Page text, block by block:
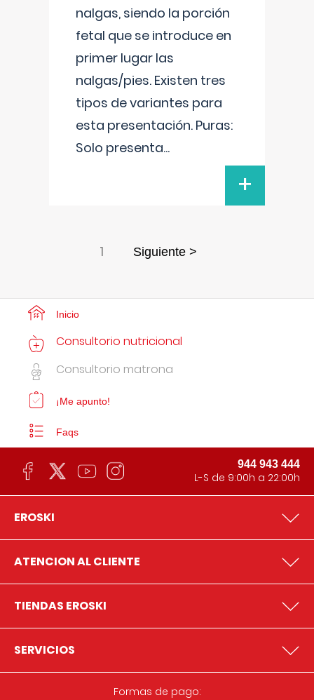
nalgas, siendo la porción
fetal que se introduce en
primer lugar las
nalgas/pies. Existen tres
tipos de variantes para
esta presentación. Puras:
Solo presenta...
+
1 Siguiente >
Inicio
Consultorio nutricional
Consultorio matrona
¡Me apunto!
Faqs
944 943 444
L-S de 9:00h a 22:00h
EROSKI
ATENCION AL CLIENTE
TIENDAS EROSKI
SERVICIOS
Formas de pago: